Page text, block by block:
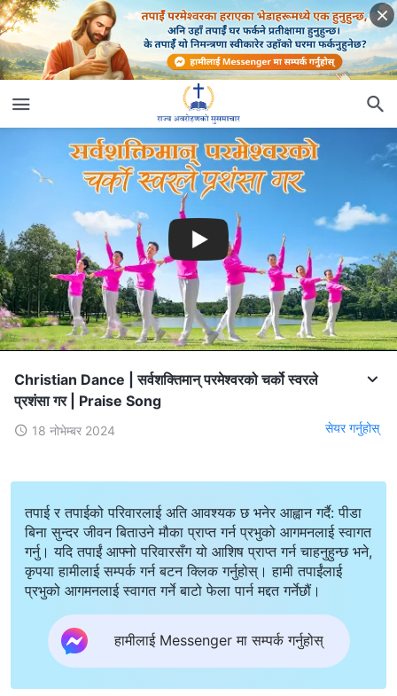
Christian Dance | सर्वशक्तिमान् परमेश्‍वरको चर्को स्वरले
प्रशंसा गर | Praise Song
18 नोभेम्बर 2024 सेयर गर्नुहोस्
तपाई र तपाईको परिवारलाई अति आवश्यक छ भनेर आह्वान गर्दै: पीडा
बिना सुन्दर जीवन बिताउने मौका प्राप्त गर्न प्रभुको आगमनलाई स्वागत
गर्नु। यदि तपाईं आफ्नो परिवारसँग यो आशिष प्राप्त गर्न चाहनुहुन्छ भने,
कृपया हामीलाई सम्पर्क गर्न बटन क्लिक गर्नुहोस्। हामी तपाईंलाई
प्रभुको आगमनलाई स्वागत गर्ने बाटो फेला पार्न मद्दत गर्नेछौं।
हामीलाई Messenger मा सम्पर्क गर्नुहोस्